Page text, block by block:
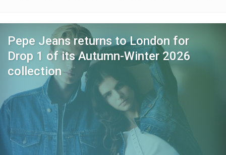
Pepe Jeans returns to London for
Drop 1 of its Autumn-Winter 2026
collection